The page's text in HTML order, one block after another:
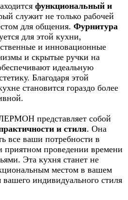
функциональный и
служит не только рабочей
для общения. Фурнитура
для этой кухни,
и инновационные
и скрытые ручки на
идеальную
Благодаря этой
становится гораздо более
представляет собой
и стиля. Она
все ваши потребности в
проведении времени
Эта кухня станет не
местом в вашем
индивидуального стиля